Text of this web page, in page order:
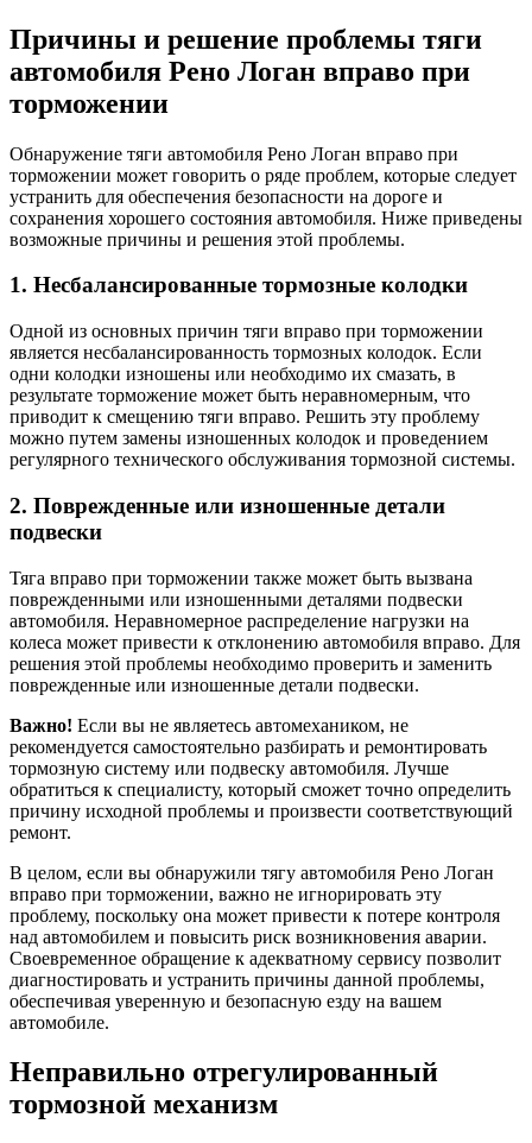
Причины и решение проблемы тяги
автомобиля Рено Логан вправо при
торможении
Обнаружение тяги автомобиля Рено Логан вправо при
торможении может говорить о ряде проблем, которые следует
устранить для обеспечения безопасности на дороге и
сохранения хорошего состояния автомобиля. Ниже приведены
возможные причины и решения этой проблемы.
1. Несбалансированные тормозные колодки
Одной из основных причин тяги вправо при торможении
является несбалансированность тормозных колодок. Если
одни колодки изношены или необходимо их смазать, в
результате торможение может быть неравномерным, что
приводит к смещению тяги вправо. Решить эту проблему
можно путем замены изношенных колодок и проведением
регулярного технического обслуживания тормозной системы.
2. Поврежденные или изношенные детали
подвески
Тяга вправо при торможении также может быть вызвана
поврежденными или изношенными деталями подвески
автомобиля. Неравномерное распределение нагрузки на
колеса может привести к отклонению автомобиля вправо. Для
решения этой проблемы необходимо проверить и заменить
поврежденные или изношенные детали подвески.
Важно! Если вы не являетесь автомехаником, не
рекомендуется самостоятельно разбирать и ремонтировать
тормозную систему или подвеску автомобиля. Лучше
обратиться к специалисту, который сможет точно определить
причину исходной проблемы и произвести соответствующий
ремонт.
В целом, если вы обнаружили тягу автомобиля Рено Логан
вправо при торможении, важно не игнорировать эту
проблему, поскольку она может привести к потере контроля
над автомобилем и повысить риск возникновения аварии.
Своевременное обращение к адекватному сервису позволит
диагностировать и устранить причины данной проблемы,
обеспечивая уверенную и безопасную езду на вашем
автомобиле.
Неправильно отрегулированный
тормозной механизм